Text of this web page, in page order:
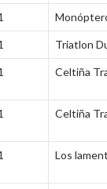
Triatlon
Celtiña
Celtiña
Los